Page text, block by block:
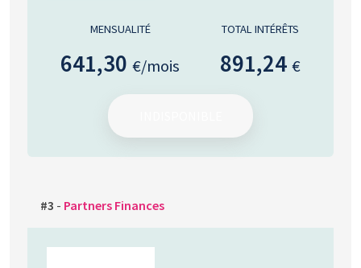
MENSUALITÉ
641,30 €/mois
TOTAL INTÉRÊTS
891,24 €
#3 - Partners Finances